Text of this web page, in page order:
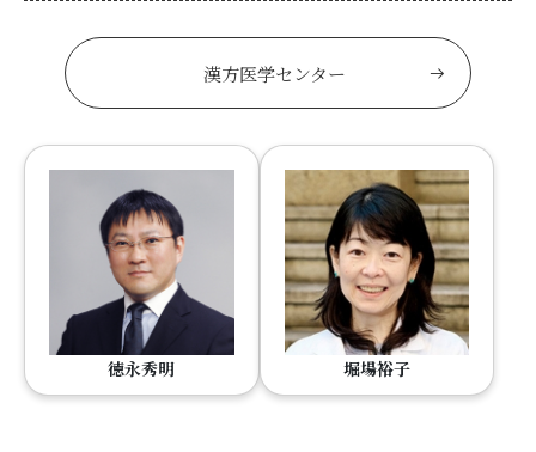
漢方医学センター
徳永秀明 堀場裕子